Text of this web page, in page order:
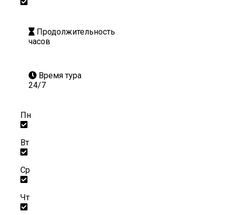
Продолжительность
часов
Время тура
24/7
Пн
Вт
Ср
Чт